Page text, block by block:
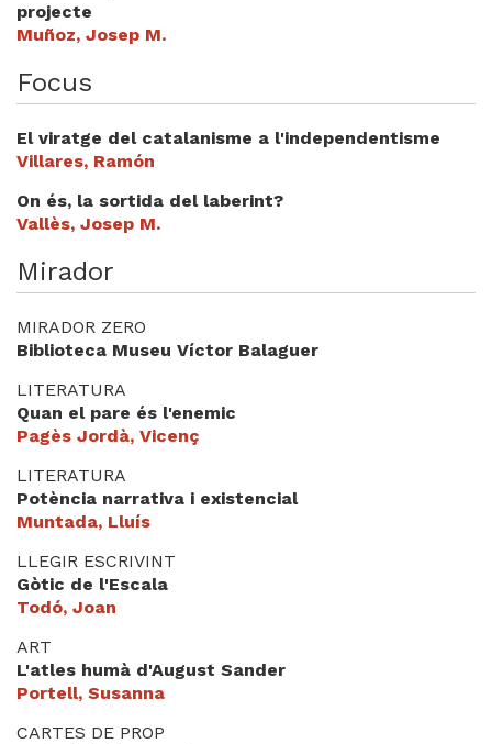
projecte
Muñoz, Josep M.
Focus
El viratge del catalanisme a l'independentisme
Villares, Ramón
On és, la sortida del laberint?
Vallès, Josep M.
Mirador
MIRADOR ZERO
Biblioteca Museu Víctor Balaguer
LITERATURA
Quan el pare és l'enemic
Pagès Jordà, Vicenç
LITERATURA
Potència narrativa i existencial
Muntada, Lluís
LLEGIR ESCRIVINT
Gòtic de l'Escala
Todó, Joan
ART
L'atles humà d'August Sander
Portell, Susanna
CARTES DE PROP